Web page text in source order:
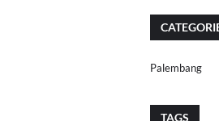
Palembang
TAGS